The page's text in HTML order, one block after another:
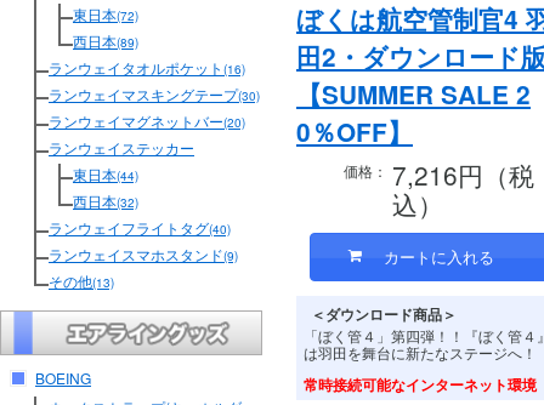
東日本(72)
西日本(89)
ランウェイタオルポケット (16)
ランウェイマスキングテープ(30)
ランウェイマグネットバー(20)
ランウェイステッカー
東日本(44)
西日本(32)
ランウェイフライトタグ(40)
ランウェイスマホスタンド(9)
その他(13)
BOEING
ぼくは航空管制官4
田2・ダウンロード
【SUMMER SALE 2
0％OFF】
価格： 7,216円（税
込）
＜ダウンロード商品＞
「ぼく管４」第四弾！！『ぼく管４
は羽田を舞台に新たなステージへ！
常時接続可能なインターネット環境